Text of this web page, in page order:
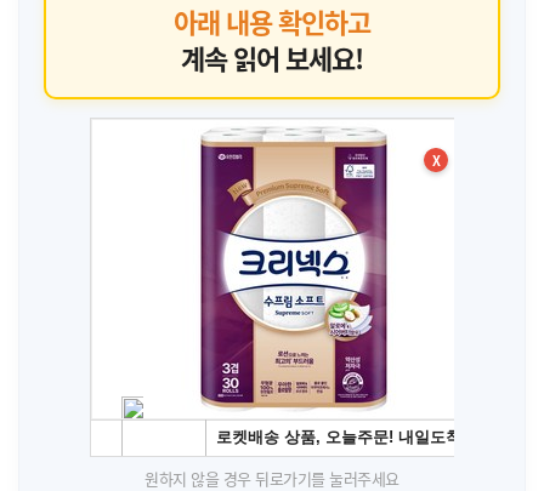
아래 내용 확인하고
계속 읽어 보세요!
X
원하지 않을 경우 뒤로가기를 눌러주세요